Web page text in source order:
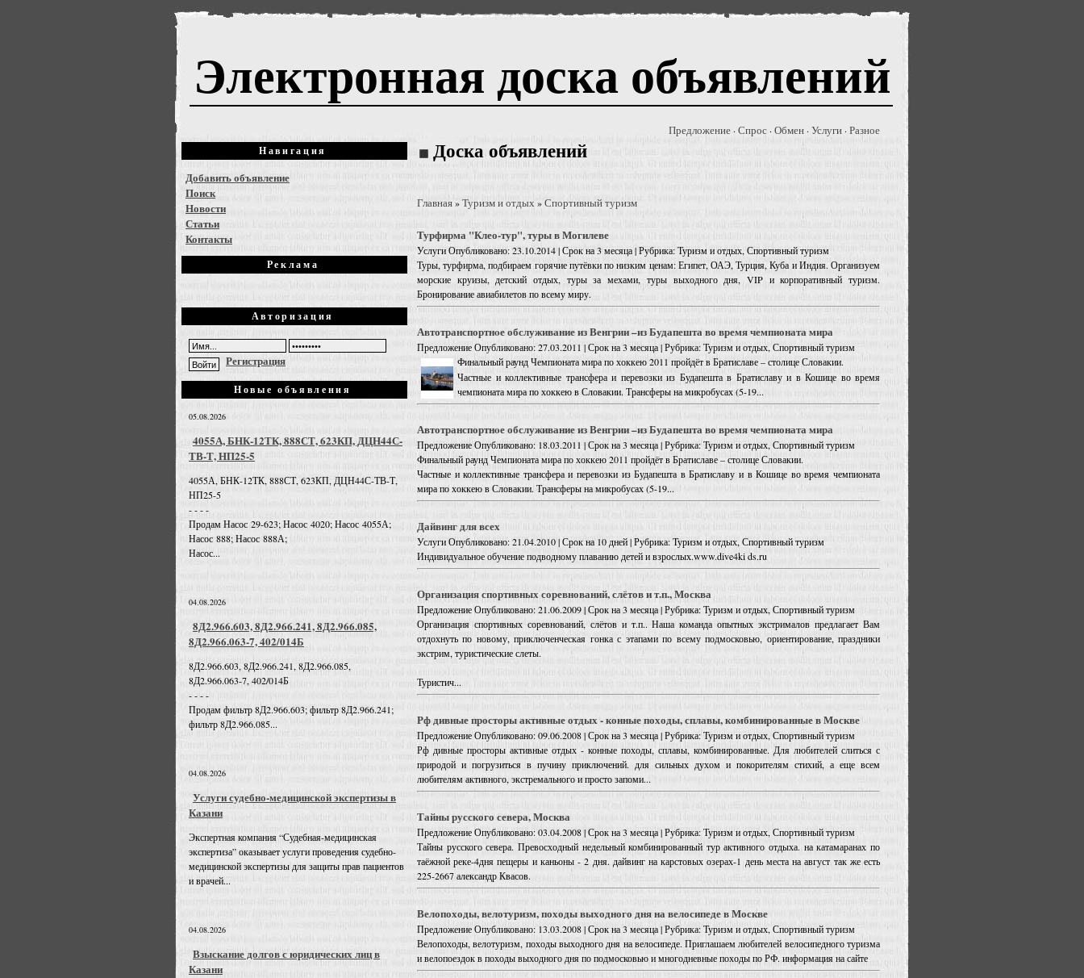
Электронная доска объявлений
Навигация
Добавить объявление
Поиск
Новости
Статьи
Контакты
Реклама
Авторизация
Регистрация
Новые объявления
05.08.2026
4055А, БНК-12ТК, 888СТ, 623КП, ДЦН44С-
ТВ-Т, НП25-5
4055А, БНК-12ТК, 888СТ, 623КП, ДЦН44С-ТВ-Т,
НП25-5
- - - -
Продам Насос 29-623; Насос 4020; Насос 4055А;
Насос 888; Насос 888А;
Насос...
04.08.2026
8Д2.966.603, 8Д2.966.241, 8Д2.966.085,
8Д2.966.063-7, 402/014Б
8Д2.966.603, 8Д2.966.241, 8Д2.966.085,
8Д2.966.063-7, 402/014Б
- - - -
Продам фильтр 8Д2.966.603; фильтр 8Д2.966.241;
фильтр 8Д2.966.085...
04.08.2026
Услуги судебно-медицинской экспертизы в
Казани
Экспертная компания “Судебная-медицинская
экспертиза” оказывает услуги проведения судебно-
медицинской экспертизы для защиты прав пациентов
и врачей...
04.08.2026
Взыскание долгов с юридических лиц в
Казани
Доска объявлений
Предложение · Спрос · Обмен · Услуги · Разное
Главная»Туризм и отдых»Спортивный туризм
Турфирма "Клео-тур", туры в Могилеве
УслугиОпубликовано: 23.10.2014 | Срок на 3 месяца | Рубрика: Туризм и отдых, Спортивный туризм
Туры, турфирма, подбираем горячие путёвки по низким ценам: Египет, ОАЭ, Турция, Куба и Индия. Организуем
морские круизы, детский отдых, туры за мехами, туры выходного дня, VIP и корпоративный туризм.
Бронирование авиабилетов по всему миру.
Автотранспортнoе обслуживание из Венгрии –из Будапешта во время чемпионата мира
ПредложениеОпубликовано: 27.03.2011 | Срок на 3 месяца | Рубрика: Туризм и отдых, Спортивный туризм
Финальный раунд Чемпионата мира по хоккею 2011 пройдёт в Братиславе – столице Словакии.
Частные и коллективные трансфера и перевозки из Будапешта в Братиславу и в Кошице во время
чемпионата мира по хоккею в Словакии. Трансферы на микробусах (5-19...
Автотранспортнoе обслуживание из Венгрии –из Будапешта во время чемпионата мира
ПредложениеОпубликовано: 18.03.2011 | Срок на 3 месяца | Рубрика: Туризм и отдых, Спортивный туризм
Финальный раунд Чемпионата мира по хоккею 2011 пройдёт в Братиславе – столице Словакии.
Частные и коллективные трансфера и перевозки из Будапешта в Братиславу и в Кошице во время чемпионата
мира по хоккею в Словакии. Трансферы на микробусах (5-19...
Дайвинг для всех
УслугиОпубликовано: 21.04.2010 | Срок на 10 дней | Рубрика: Туризм и отдых, Спортивный туризм
Индивидуальное обучение подводному плаванию детей и взрослых.www.dive4ki ds.ru
Организация спортивных соревнований, слётов и т.п., Москва
ПредложениеОпубликовано: 21.06.2009 | Срок на 3 месяца | Рубрика: Туризм и отдых, Спортивный туризм
Организация спортивных соревнований, слётов и т.п.. Наша команда опытных экстрималов предлагает Вам
отдохнуть по новому, приключенческая гонка с этапами по всему подмосковью, ориентирование, праздники
экстрим, туристические слеты.
Туристич...
Рф дивные просторы активные отдых - конные походы, сплавы, комбинированные в Москве
ПредложениеОпубликовано: 09.06.2008 | Срок на 3 месяца | Рубрика: Туризм и отдых, Спортивный туризм
Рф дивные просторы активные отдых - конные походы, сплавы, комбинированные. Для любителей слиться с
природой и погрузиться в пучину приключений. для сильных духом и покорителям стихий, а еще всем
любителям активного, экстремального и просто запоми...
Тайны русского севера, Москва
ПредложениеОпубликовано: 03.04.2008 | Срок на 3 месяца | Рубрика: Туризм и отдых, Спортивный туризм
Тайны русского севера. Превосходный недельный комбинированный тур активного отдыха. на катамаранах по
таёжной реке-4дня пещеры и каньоны - 2 дня. дайвинг на карстовых озерах-1 день места на август так же есть
225-2667 александр Квасов.
Велопоходы, велотуризм, походы выходного дня на велосипеде в Москве
ПредложениеОпубликовано: 13.03.2008 | Срок на 3 месяца | Рубрика: Туризм и отдых, Спортивный туризм
Велопоходы, велотуризм, походы выходного дня на велосипеде. Приглашаем любителей велосипедного туризма
и велопоездок в походы выходного дня по подмосковью и многодневные походы по РФ. информация на сайте